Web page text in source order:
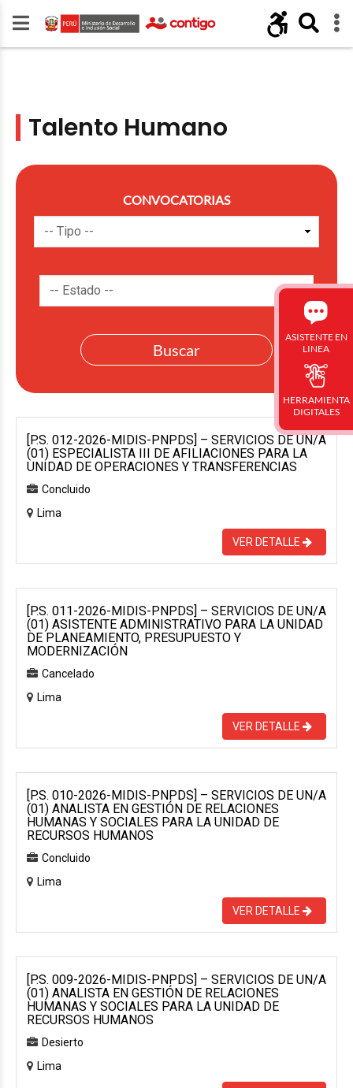
Talento Humano
CONVOCATORIAS
[P.S. 012-2026-MIDIS-PNPDS] – SERVICIOS DE UN/A
(01) ESPECIALISTA III DE AFILIACIONES PARA LA
UNIDAD DE OPERACIONES Y TRANSFERENCIAS
Concluido
Lima
VER DETALLE
[P.S. 011-2026-MIDIS-PNPDS] – SERVICIOS DE UN/A
(01) ASISTENTE ADMINISTRATIVO PARA LA UNIDAD
DE PLANEAMIENTO, PRESUPUESTO Y
MODERNIZACIÓN
Cancelado
Lima
VER DETALLE
[P.S. 010-2026-MIDIS-PNPDS] – SERVICIOS DE UN/A
(01) ANALISTA EN GESTIÓN DE RELACIONES
HUMANAS Y SOCIALES PARA LA UNIDAD DE
RECURSOS HUMANOS
Concluido
Lima
VER DETALLE
[P.S. 009-2026-MIDIS-PNPDS] – SERVICIOS DE UN/A
(01) ANALISTA EN GESTIÓN DE RELACIONES
HUMANAS Y SOCIALES PARA LA UNIDAD DE
RECURSOS HUMANOS
Desierto
Lima
ASISTENTE EN
LINEA
HERRAMIENTA
DIGITALES